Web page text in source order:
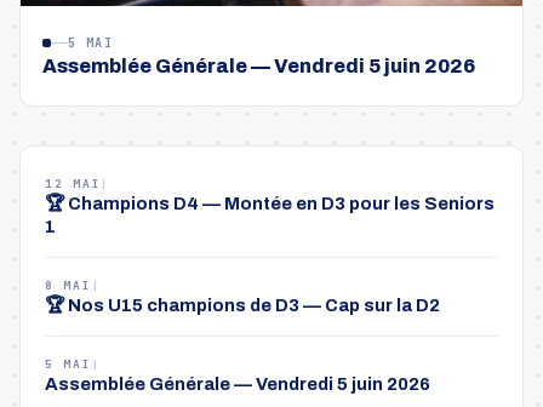
5 MAI
Assemblée Générale — Vendredi 5 juin 2026
12 MAI |
🏆 Champions D4 — Montée en D3 pour les Seniors
1
8 MAI |
🏆 Nos U15 champions de D3 — Cap sur la D2
5 MAI |
Assemblée Générale — Vendredi 5 juin 2026